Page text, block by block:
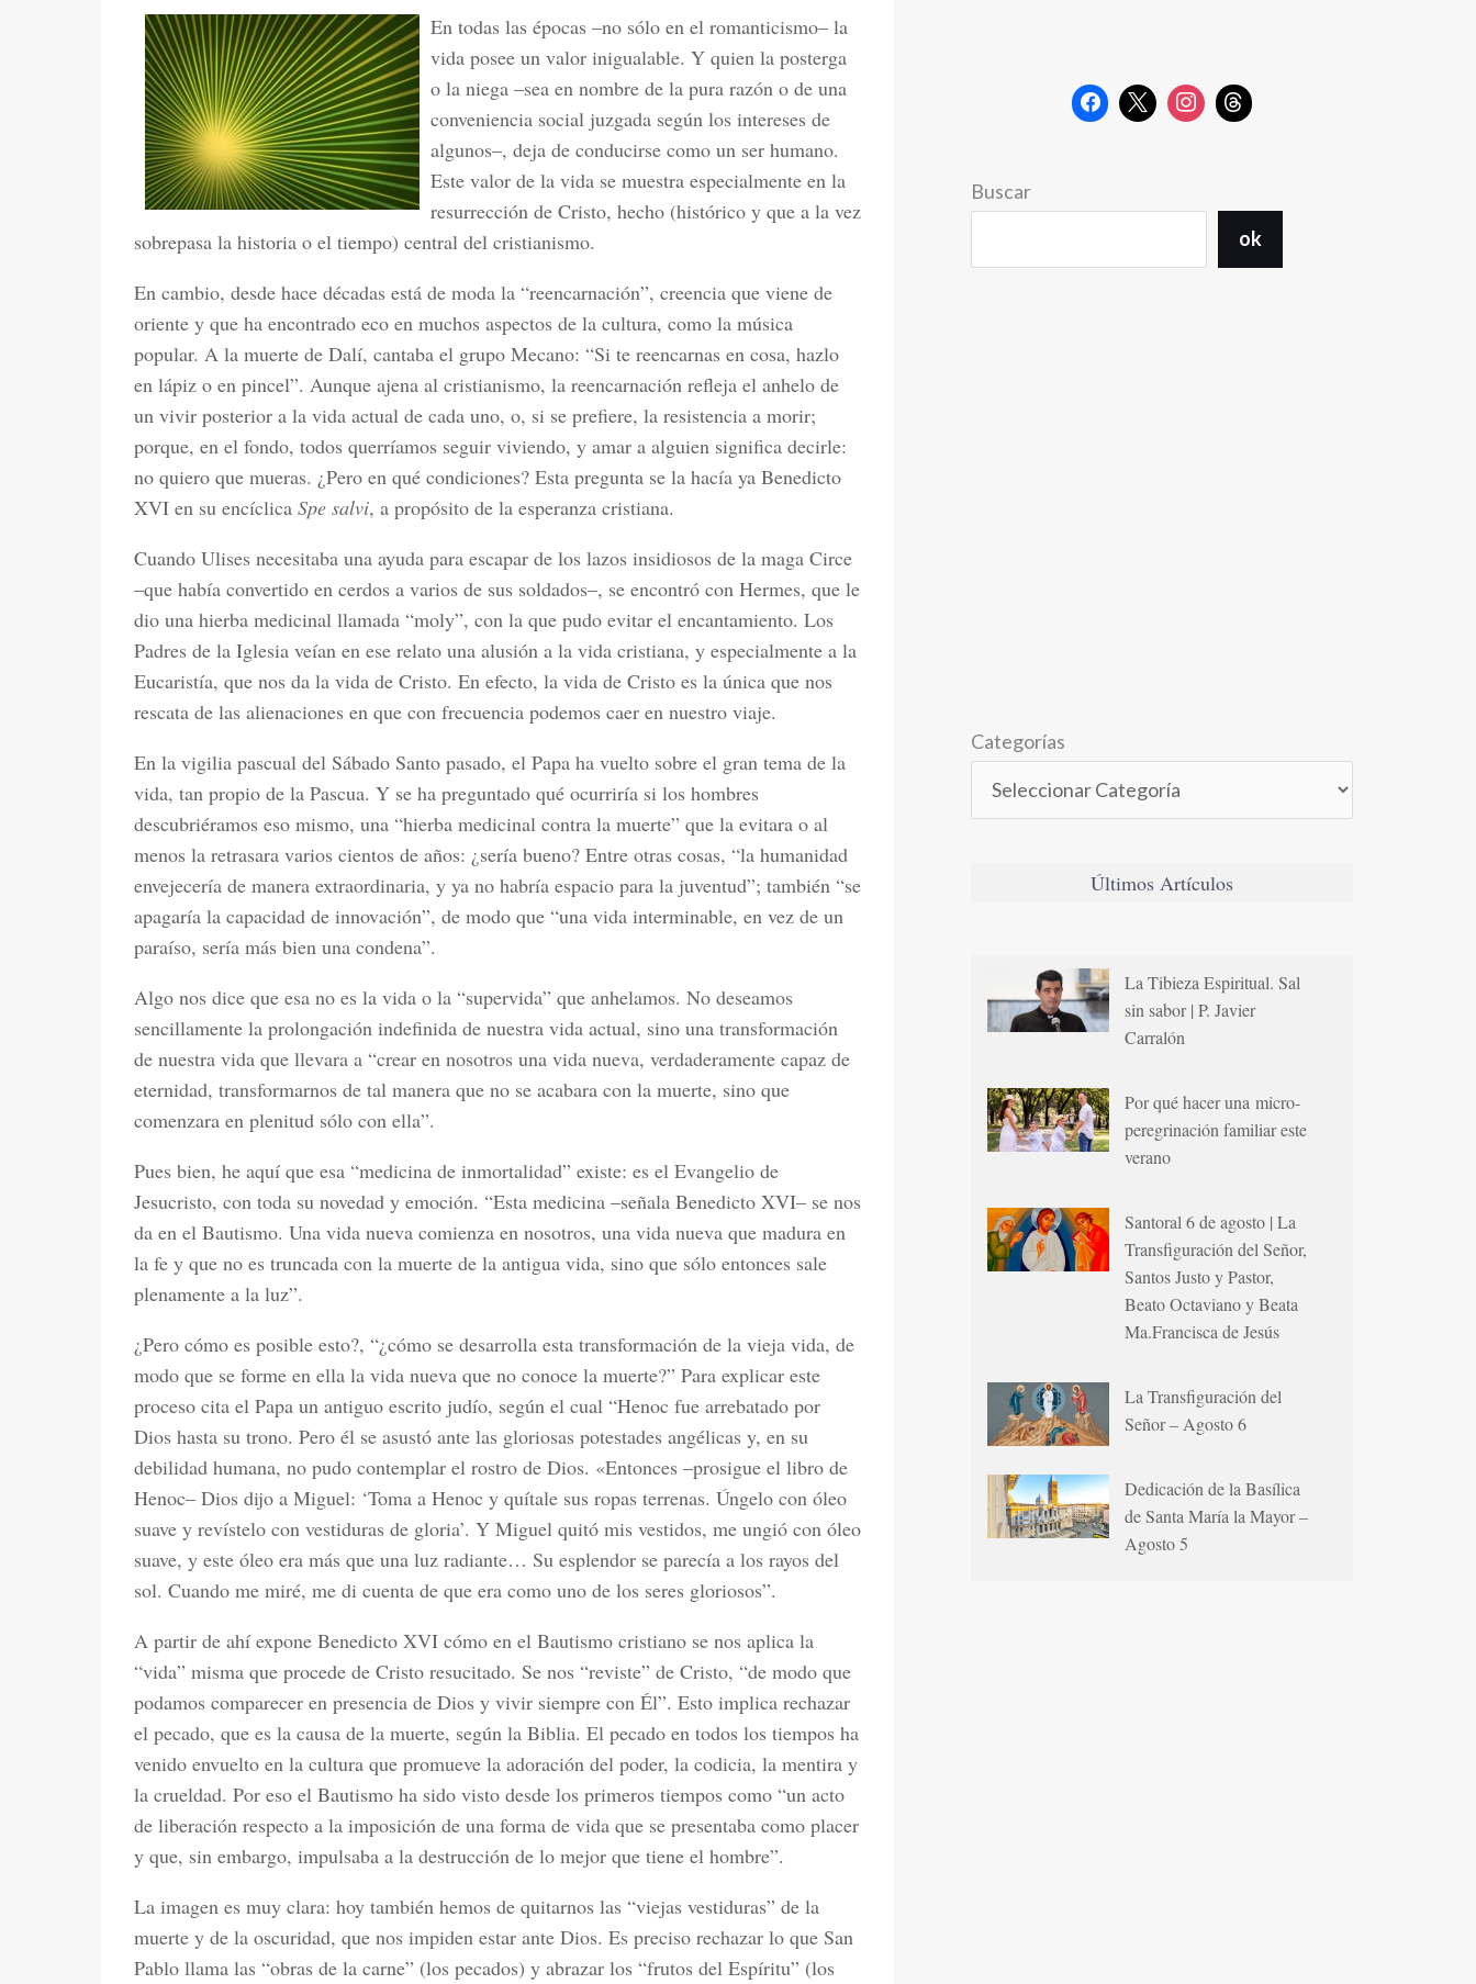
En todas las épocas –no sólo en el romanticismo– la
vida posee un valor inigualable. Y quien la posterga
o la niega –sea en nombre de la pura razón o de una
conveniencia social juzgada según los intereses de
algunos–, deja de conducirse como un ser humano.
Este valor de la vida se muestra especialmente en la
resurrección de Cristo, hecho (histórico y que a la vez
sobrepasa la historia o el tiempo) central del cristianismo.
En cambio, desde hace décadas está de moda la “reencarnación”, creencia que viene de
oriente y que ha encontrado eco en muchos aspectos de la cultura, como la música
popular. A la muerte de Dalí, cantaba el grupo Mecano: “Si te reencarnas en cosa, hazlo
en lápiz o en pincel”. Aunque ajena al cristianismo, la reencarnación refleja el anhelo de
un vivir posterior a la vida actual de cada uno, o, si se prefiere, la resistencia a morir;
porque, en el fondo, todos querríamos seguir viviendo, y amar a alguien significa decirle:
no quiero que mueras. ¿Pero en qué condiciones? Esta pregunta se la hacía ya Benedicto
XVI en su encíclica Spe salvi, a propósito de la esperanza cristiana.
Cuando Ulises necesitaba una ayuda para escapar de los lazos insidiosos de la maga Circe
–que había convertido en cerdos a varios de sus soldados–, se encontró con Hermes, que le
dio una hierba medicinal llamada “moly”, con la que pudo evitar el encantamiento. Los
Padres de la Iglesia veían en ese relato una alusión a la vida cristiana, y especialmente a la
Eucaristía, que nos da la vida de Cristo. En efecto, la vida de Cristo es la única que nos
rescata de las alienaciones en que con frecuencia podemos caer en nuestro viaje.
En la vigilia pascual del Sábado Santo pasado, el Papa ha vuelto sobre el gran tema de la
vida, tan propio de la Pascua. Y se ha preguntado qué ocurriría si los hombres
descubriéramos eso mismo, una “hierba medicinal contra la muerte” que la evitara o al
menos la retrasara varios cientos de años: ¿sería bueno? Entre otras cosas, “la humanidad
envejecería de manera extraordinaria, y ya no habría espacio para la juventud”; también “se
apagaría la capacidad de innovación”, de modo que “una vida interminable, en vez de un
paraíso, sería más bien una condena”.
Algo nos dice que esa no es la vida o la “supervida” que anhelamos. No deseamos
sencillamente la prolongación indefinida de nuestra vida actual, sino una transformación
de nuestra vida que llevara a “crear en nosotros una vida nueva, verdaderamente capaz de
eternidad, transformarnos de tal manera que no se acabara con la muerte, sino que
comenzara en plenitud sólo con ella”.
Pues bien, he aquí que esa “medicina de inmortalidad” existe: es el Evangelio de
Jesucristo, con toda su novedad y emoción. “Esta medicina –señala Benedicto XVI– se nos
da en el Bautismo. Una vida nueva comienza en nosotros, una vida nueva que madura en
la fe y que no es truncada con la muerte de la antigua vida, sino que sólo entonces sale
plenamente a la luz”.
¿Pero cómo es posible esto?, “¿cómo se desarrolla esta transformación de la vieja vida, de
modo que se forme en ella la vida nueva que no conoce la muerte?” Para explicar este
proceso cita el Papa un antiguo escrito judío, según el cual “Henoc fue arrebatado por
Dios hasta su trono. Pero él se asustó ante las gloriosas potestades angélicas y, en su
debilidad humana, no pudo contemplar el rostro de Dios. «Entonces –prosigue el libro de
Henoc– Dios dijo a Miguel: ‘Toma a Henoc y quítale sus ropas terrenas. Úngelo con óleo
suave y revístelo con vestiduras de gloria’. Y Miguel quitó mis vestidos, me ungió con óleo
suave, y este óleo era más que una luz radiante… Su esplendor se parecía a los rayos del
sol. Cuando me miré, me di cuenta de que era como uno de los seres gloriosos”.
A partir de ahí expone Benedicto XVI cómo en el Bautismo cristiano se nos aplica la
“vida” misma que procede de Cristo resucitado. Se nos “reviste” de Cristo, “de modo que
podamos comparecer en presencia de Dios y vivir siempre con Él”. Esto implica rechazar
el pecado, que es la causa de la muerte, según la Biblia. El pecado en todos los tiempos ha
venido envuelto en la cultura que promueve la adoración del poder, la codicia, la mentira y
la crueldad. Por eso el Bautismo ha sido visto desde los primeros tiempos como “un acto
de liberación respecto a la imposición de una forma de vida que se presentaba como placer
y que, sin embargo, impulsaba a la destrucción de lo mejor que tiene el hombre”.
La imagen es muy clara: hoy también hemos de quitarnos las “viejas vestiduras” de la
muerte y de la oscuridad, que nos impiden estar ante Dios. Es preciso rechazar lo que San
Pablo llama las “obras de la carne” (los pecados) y abrazar los “frutos del Espíritu” (los
Buscar
ok
Categorías
Últimos Artículos
La Tibieza Espiritual. Sal
sin sabor | P. Javier
Carralón
Por qué hacer una micro-
peregrinación familiar este
verano
Santoral 6 de agosto | La
Transfiguración del Señor,
Santos Justo y Pastor,
Beato Octaviano y Beata
Ma.Francisca de Jesús
La Transfiguración del
Señor – Agosto 6
Dedicación de la Basílica
de Santa María la Mayor –
Agosto 5